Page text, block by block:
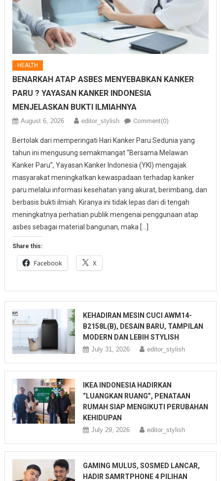
HEALTH
BENARKAH ATAP ASBES MENYEBABKAN KANKER
PARU ? YAYASAN KANKER INDONESIA
MENJELASKAN BUKTI ILMIAHNYA
August 6, 2026 editor_stylish Comment(0)
Bertolak dari memperingati Hari Kanker Paru Sedunia yang
tahun ini mengusung semakmangat “Bersama Melawan
Kanker Paru”, Yayasan Kanker Indonesia (YKI) mengajak
masyarakat meningkatkan kewaspadaan terhadap kanker
paru melalui informasi kesehatan yang akurat, berimbang, dan
berbasis bukti ilmiah. Kiranya ini tidak lepas dari di tengah
meningkatnya perhatian publik mengenai penggunaan atap
asbes sebagai material bangunan, maka […]
Share this:
Facebook X
KEHADIRAN MESIN CUCI AWM14-
B2158L(B), DESAIN BARU, TAMPILAN
MODERN DAN LEBIH STYLISH
July 31, 2026 editor_stylish
IKEA INDONESIA HADIRKAN
“LUANGKAN RUANG”, PENATAAN
RUMAH SIAP MENGIKUTI PERUBAHAN
KEHIDUPAN
July 29, 2026 editor_stylish
GAMING MULUS, SOSMED LANCAR,
HADIR SAMRTPHONE 4 PILIHAN